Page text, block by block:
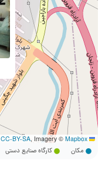
Leaflet
CC-BY-SA, Imagery © Mapbox
مکان کارگاه صنایع دستی